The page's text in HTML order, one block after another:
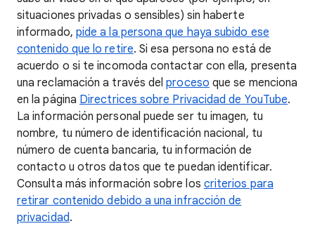
situaciones privadas o sensibles) sin haberte
informado, pide a la persona que haya subido ese
contenido que lo retire. Si esa persona no está de
acuerdo o si te incomoda contactar con ella, presenta
una reclamación a través delproceso que se menciona
en la página Directrices sobre Privacidad de YouTube.
La información personal puede ser tu imagen, tu
nombre, tu número de identificación nacional, tu
número de cuenta bancaria, tu información de
contacto u otros datos que te puedan identificar.
Consulta más información sobre los criterios para
retirar contenido debido a una infracción de
privacidad.